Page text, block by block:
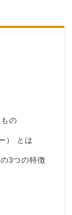
の
） とは
3つの特徴